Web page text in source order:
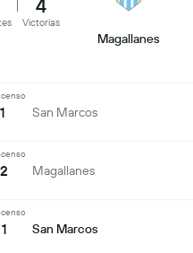
4
Victorias
Magallanes
San Marcos
Magallanes
San Marcos